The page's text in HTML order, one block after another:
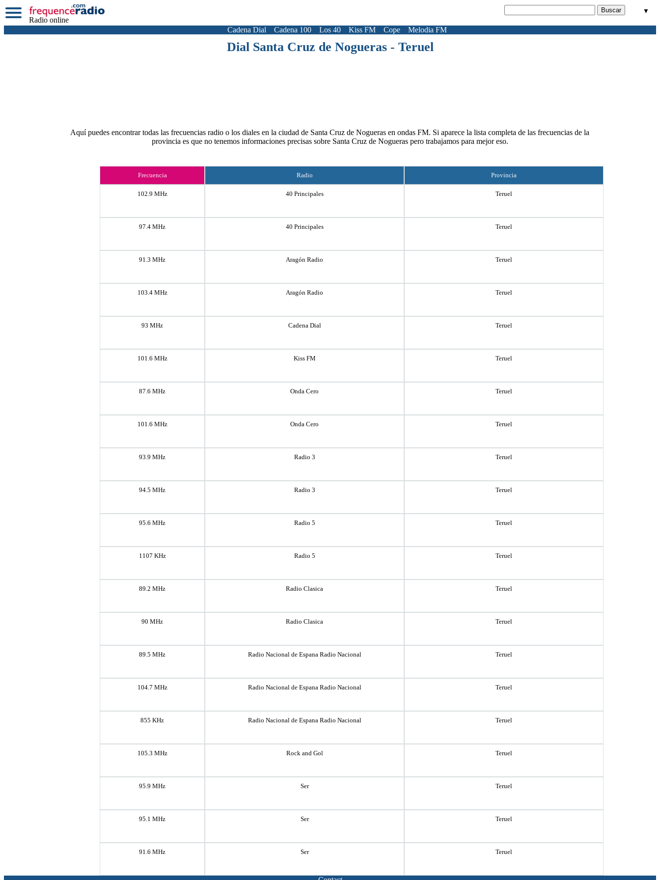
Radio online
▼
Cadena Dial Cadena 100 Los 40 Kiss FM Cope Melodia FM
Dial Santa Cruz de Nogueras - Teruel
Aquí puedes encontrar todas las frecuencias radio o los diales en la ciudad de Santa Cruz de Nogueras en ondas FM. Si aparece la lista completa de las frecuencias de la
provincia es que no tenemos informaciones precisas sobre Santa Cruz de Nogueras pero trabajamos para mejor eso.
Frecuencia Radio Provincia
102.9 MHz 40 Principales Teruel
97.4 MHz 40 Principales Teruel
91.3 MHz Aragón Radio Teruel
103.4 MHz Aragón Radio Teruel
93 MHz Cadena Dial Teruel
101.6 MHz Kiss FM Teruel
87.6 MHz Onda Cero Teruel
101.6 MHz Onda Cero Teruel
93.9 MHz Radio 3 Teruel
94.5 MHz Radio 3 Teruel
95.6 MHz Radio 5 Teruel
1107 KHz Radio 5 Teruel
89.2 MHz Radio Clasica Teruel
90 MHz Radio Clasica Teruel
89.5 MHz Radio Nacional de Espana Radio Nacional Teruel
104.7 MHz Radio Nacional de Espana Radio Nacional Teruel
855 KHz Radio Nacional de Espana Radio Nacional Teruel
105.3 MHz Rock and Gol Teruel
95.9 MHz Ser Teruel
95.1 MHz Ser Teruel
91.6 MHz Ser Teruel